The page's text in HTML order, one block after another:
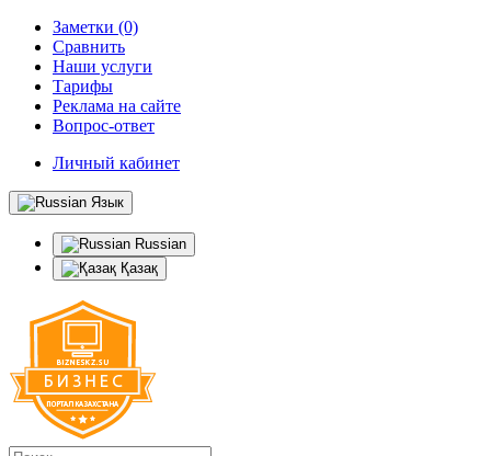
Заметки (0)
Сравнить
Наши услуги
Тарифы
Реклама на сайте
Вопрос-ответ
Личный кабинет
Язык
Russian
Қазақ